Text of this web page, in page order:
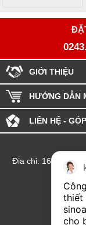
GIỚI THIỆU
HƯỚNG DẪN
LIÊN HỆ -
Đia chỉ: 164 Phố
thiết
cho